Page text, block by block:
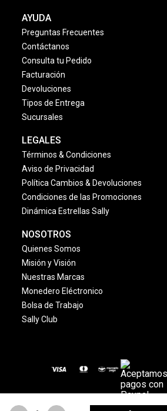
AYUDA
Preguntas Frecuentes
Contáctanos
Consulta tu Pedido
Facturación
Devoluciones
Tipos de Entrega
Sucursales
LEGALES
Términos & Condiciones
Aviso de Privacidad
Política Cambios & Devoluciones
Condiciones de las Promociones
Dinámica Estrellas Sally
NOSOTROS
Quienes Somos
Misión y Visión
Nuestras Marcas
Monedero Eléctronico
Bolsa de Trabajo
Sally Club